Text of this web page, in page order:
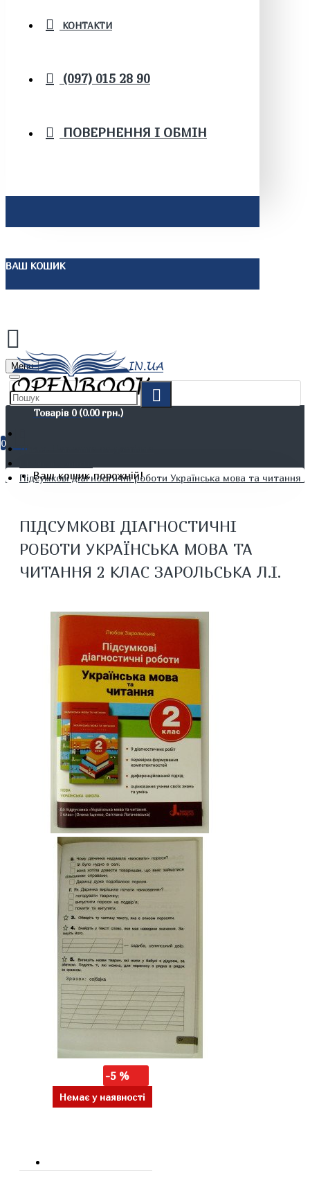
КОНТАКТИ
(097) 015 28 90
ПОВЕРНЕННЯ І ОБМІН
ВАШ КОШИК
Menu
Товарів 0 (0.00 грн.)
0
Ваш кошик порожній!
Дітям. Навчання та дозвілля
Підсумкові діагностичні роботи Українська мова та читання
ПІДСУМКОВІ ДІАГНОСТИЧНІ
РОБОТИ УКРАЇНСЬКА МОВА ТА
ЧИТАННЯ 2 КЛАС ЗАРОЛЬСЬКА Л.І.
-5 %
Немає у наявності